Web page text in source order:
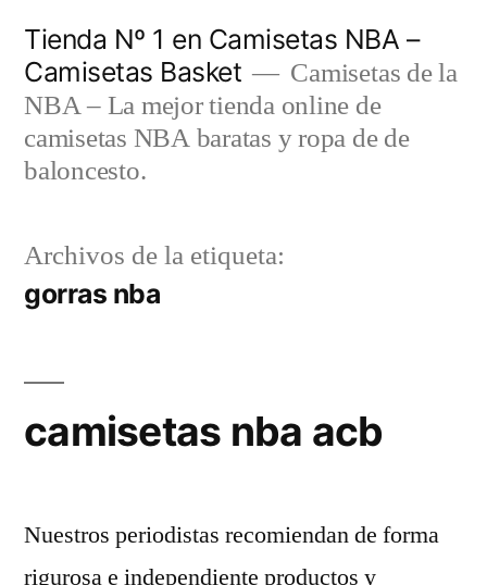
contenido
Tienda Nº 1 en Camisetas NBA –
Camisetas Basket
Camisetas de la
NBA – La mejor tienda online de
camisetas NBA baratas y ropa de de
baloncesto.
Archivos de la etiqueta:
gorras nba
camisetas nba acb
Nuestros periodistas recomiendan de forma
rigurosa e independiente productos y